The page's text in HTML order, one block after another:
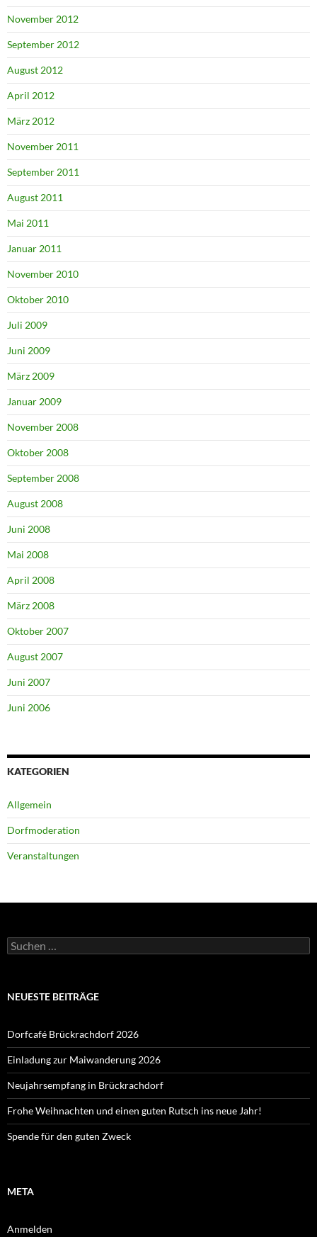
November 2012
September 2012
August 2012
April 2012
März 2012
November 2011
September 2011
August 2011
Mai 2011
Januar 2011
November 2010
Oktober 2010
Juli 2009
Juni 2009
März 2009
Januar 2009
November 2008
Oktober 2008
September 2008
August 2008
Juni 2008
Mai 2008
April 2008
März 2008
Oktober 2007
August 2007
Juni 2007
Juni 2006
KATEGORIEN
Allgemein
Dorfmoderation
Veranstaltungen
Suchen
nach:
NEUESTE BEITRÄGE
Dorfcafé Brückrachdorf 2026
Einladung zur Maiwanderung 2026
Neujahrsempfang in Brückrachdorf
Frohe Weihnachten und einen guten Rutsch ins neue Jahr!
Spende für den guten Zweck
META
Anmelden